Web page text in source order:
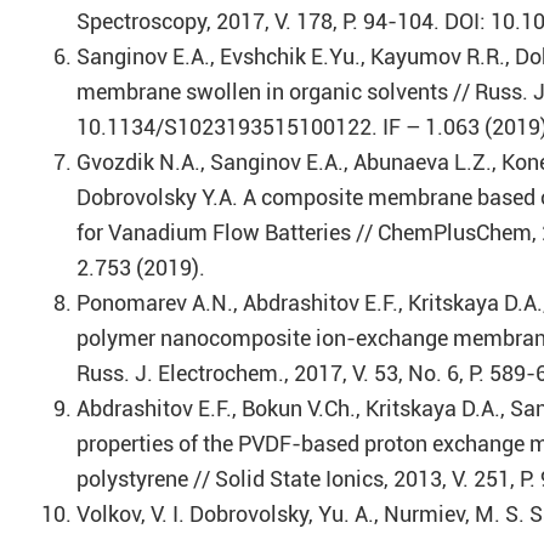
Spectroscopy, 2017, V. 178, P. 94-104. DOI:
Sanginov E.A., Evshchik E.Yu., Kayumov R.R.,
membrane swollen in organic solvents // Russ.
10.1134/S1023193515100122. IF – 1.063
Gvozdik N.A., Sanginov E.A., Abunaeva L.Z.,
Dobrovolsky Y.A. A composite membrane
for Vanadium Flow Batteries //
2.753 (2019).
Ponomarev A.N., Abdrashitov E.F., Kritskaya
polymer nanocomposite ion-exchange
Russ. J. Electrochem., 2017, V. 53, No. 6, P.
Abdrashitov E.F., Bokun V.Ch., Kritskaya D.A.,
properties of the PVDF-based proton
polystyrene // Solid State Ionics, 2013, V. 251,
Volkov, V. I. Dobrovolsky, Yu. A., Nurmiev, M. S.